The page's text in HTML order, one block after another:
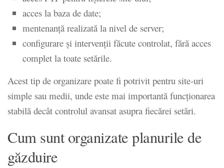
acces la baza de date;
mentenanță realizată la nivel de server;
configurare și intervenții făcute controlat, fără acces
complet la toate setările.
Acest tip de organizare poate fi potrivit pentru site-uri
simple sau medii, unde este mai importantă funcționarea
stabilă decât controlul avansat asupra fiecărei setări.
Cum sunt organizate planurile de
găzduire